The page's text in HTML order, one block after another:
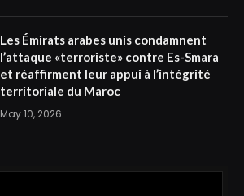
Les Émirats arabes unis condamnent
l’attaque «terroriste» contre Es-Smara
et réaffirment leur appui à l’intégrité
territoriale du Maroc
May 10, 2026